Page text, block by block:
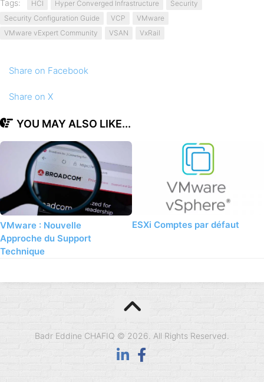
Tags: HCI Hyper Converged Infrastructure
Security
Security Configuration Guide
VCP
VMware
VMware vExpert Community
VSAN VxRail
Share on Facebook
Share on X
YOU MAY ALSO LIKE...
VMware : Nouvelle
Approche du Support
Technique
ESXi Comptes par défaut
Badr Eddine CHAFIQ © 2026. All Rights Reserved.